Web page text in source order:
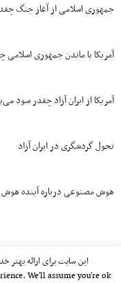
جمهوری اسلامی از آغاز جنگ
آمریکا با ماندن جمهوری
آمریکا از ایران آزاد چقدر سود
تحول گردشگری در ایران آزاد
هوش مصنوعی درباره آینده
این سایت برای ارائه بهتر
We'll assume you're ok